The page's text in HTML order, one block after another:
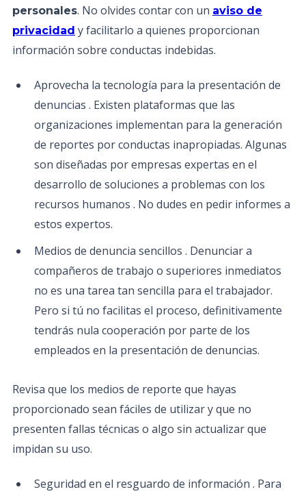
personales. No olvides contar con un aviso de
privacidad y facilitarlo a quienes proporcionan
información sobre conductas indebidas.
Aprovecha la tecnología para la presentación de
denuncias . Existen plataformas que las
organizaciones implementan para la generación
de reportes por conductas inapropiadas. Algunas
son diseñadas por empresas expertas en el
desarrollo de soluciones a problemas con los
recursos humanos . No dudes en pedir informes a
estos expertos.
Medios de denuncia sencillos . Denunciar a
compañeros de trabajo o superiores inmediatos
no es una tarea tan sencilla para el trabajador.
Pero si tú no facilitas el proceso, definitivamente
tendrás nula cooperación por parte de los
empleados en la presentación de denuncias.
Revisa que los medios de reporte que hayas
proporcionado sean fáciles de utilizar y que no
presenten fallas técnicas o algo sin actualizar que
impidan su uso.
Seguridad en el resguardo de información . Para